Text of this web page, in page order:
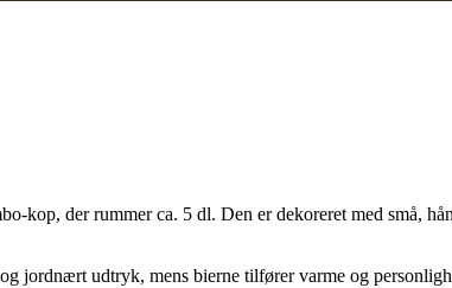
kop, der rummer ca. 5 dl. Den er dekoreret med små,
jordnært udtryk, mens bierne tilfører varme og